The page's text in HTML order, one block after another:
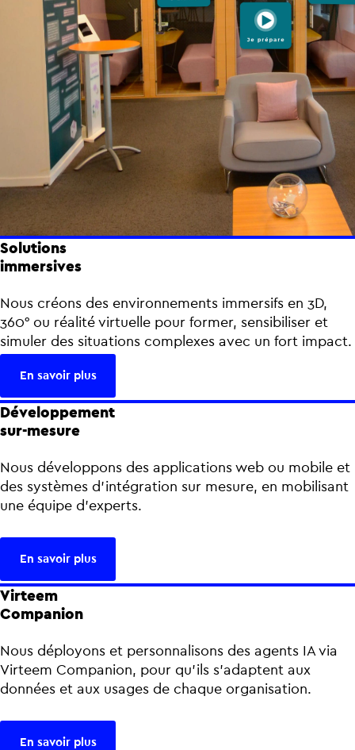
Solutions
immersives
Nous créons des environnements immersifs en 3D,
360° ou réalité virtuelle pour former, sensibiliser et
simuler des situations complexes avec un fort impact.
En savoir plus
Développement
sur-mesure
Nous développons des applications web ou mobile et
des systèmes d’intégration sur mesure, en mobilisant
une équipe d’experts.
En savoir plus
Virteem
Companion
Nous déployons et personnalisons des agents IA via
Virteem Companion, pour qu’ils s’adaptent aux
données et aux usages de chaque organisation.
En savoir plus